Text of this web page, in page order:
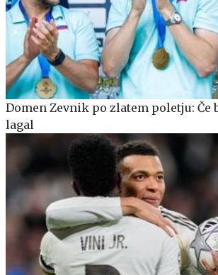
Domen Zevnik po zlatem poletju: Če
lagal